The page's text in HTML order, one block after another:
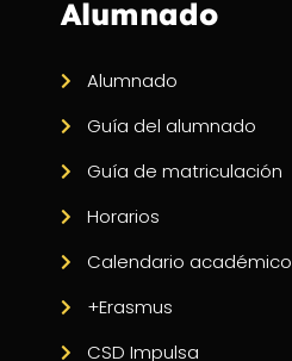
Alumnado
Alumnado
Guía del alumnado
Guía de matriculación
Horarios
Calendario académico
+Erasmus
CSD Impulsa